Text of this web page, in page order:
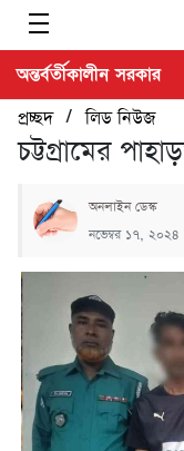
অন্তর্বর্তীকালীন সরকার
প্রচ্ছদ/লিড নিউজ
চট্টগ্রামের
অনলাইন ডেস্ক
নভেম্বর ১৭, ২০২৪